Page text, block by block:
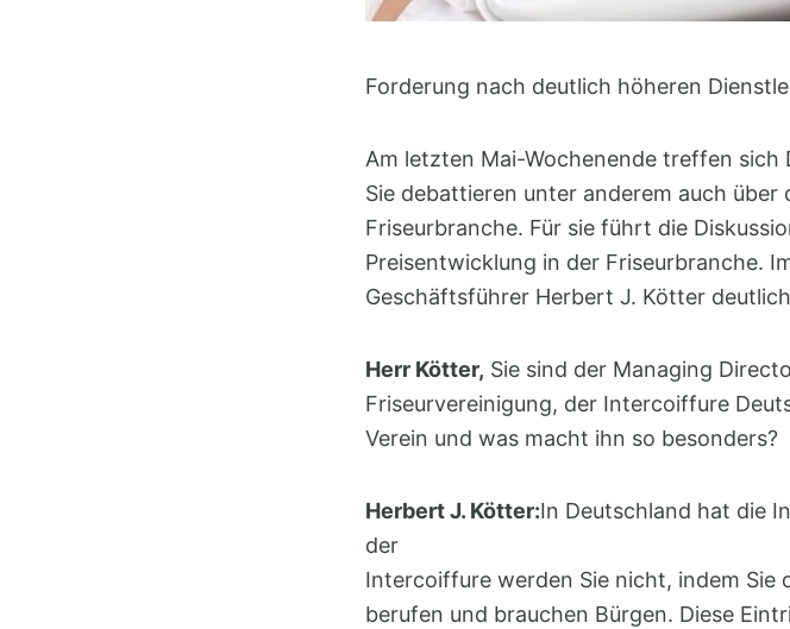
Forderung nach deutlich höheren
Am letzten Mai-Wochenende treffen sich
Sie debattieren unter anderem auch
Friseurbranche. Für sie führt die
Preisentwicklung in der Friseurbranche.
Geschäftsführer Herbert J. Kötter
Herr Kötter, Sie sind der Managing
Friseurvereinigung, der Intercoiffure
Verein und was macht ihn so besonders?
Herbert J. Kötter:In Deutschland hat die
der
Intercoiffure werden Sie nicht, indem Sie
berufen und brauchen Bürgen. Diese